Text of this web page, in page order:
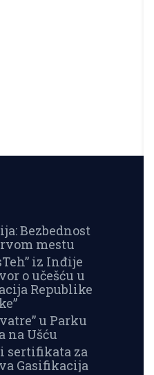
Bezbednost
mestu
iz Inđije
o učešću u
Republike
u Parku
na Ušću
sertifikata za
Gasifikacija